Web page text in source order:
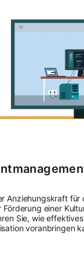
Anziehungskraft
Förderung einer
Sie, wie
voranbringen